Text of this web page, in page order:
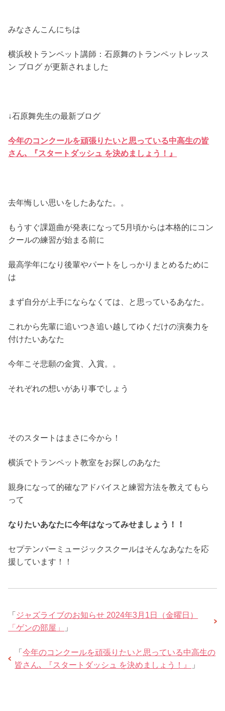
みなさんこんにちは
横浜校トランペット講師：石原舞のトランペットレッス
ン ブログ が更新されました
↓石原舞先生の最新ブログ
今年のコンクールを頑張りたいと思っている中高生の皆
さん､ 『スタートダッシュ を決めましょう！』
去年悔しい思いをしたあなた。。
もうすぐ課題曲が発表になって5月頃からは本格的にコン
クールの練習が始まる前に
最高学年になり後輩やパートをしっかりまとめるために
は
まず自分が上手にならなくては、と思っているあなた。
これから先輩に追いつき追い越してゆくだけの演奏力を
付けたいあなた
今年こそ悲願の金賞、入賞。。
それぞれの想いがあり事でしょう
そのスタートはまさに今から！
横浜でトランペット教室をお探しのあなた
親身になって的確なアドバイスと練習方法を教えてもら
って
なりたいあなたに今年はなってみせましょう！！
セプテンバーミュージックスクールはそんなあなたを応
援しています！！
「 ジャズライブのお知らせ 2024年3月1日（金曜日）
「ゲンの部屋」
」
「今年のコンクールを頑張りたいと思っている中高生の
皆さん､ 『スタートダッシュ を決めましょう！』
」